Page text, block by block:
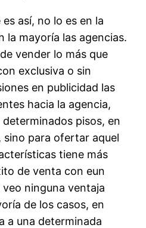
así, no lo es en la
la mayoría las agencias.
vender lo más que
exclusiva o sin
en publicidad las
hacia la agencia,
pisos, en
para ofertar aquel
tiene más
de venta con eun
ninguna ventaja
de los casos, en
a una determinada